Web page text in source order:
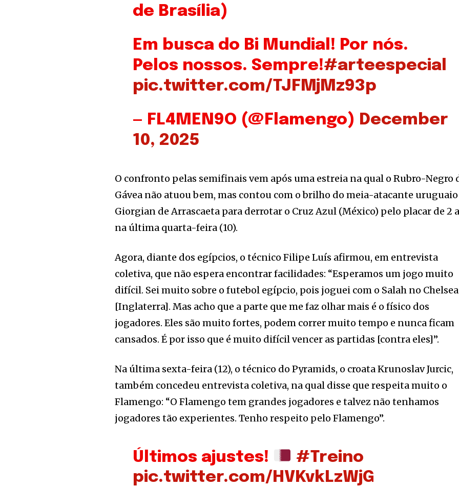
de Brasília)
Em busca do Bi Mundial! Por nós.
Pelos nossos. Sempre!#arteespecial
pic.twitter.com/TJFMjMz93p
— FL4MEN9O (@Flamengo) December
10, 2025
O confronto pelas semifinais vem após uma estreia na qual o Rubro-Negro
Gávea não atuou bem, mas contou com o brilho do meia-atacante uruguaio
Giorgian de Arrascaeta para derrotar o Cruz Azul (México) pelo placar de 2
na última quarta-feira (10).
Agora, diante dos egípcios, o técnico Filipe Luís afirmou, em entrevista
coletiva, que não espera encontrar facilidades: “Esperamos um jogo muito
difícil. Sei muito sobre o futebol egípcio, pois joguei com o Salah no Chelsea
[Inglaterra]. Mas acho que a parte que me faz olhar mais é o físico dos
jogadores. Eles são muito fortes, podem correr muito tempo e nunca ficam
cansados. É por isso que é muito difícil vencer as partidas [contra eles]”.
Na última sexta-feira (12), o técnico do Pyramids, o croata Krunoslav Jurcic,
também concedeu entrevista coletiva, na qual disse que respeita muito o
Flamengo: “O Flamengo tem grandes jogadores e talvez não tenhamos
jogadores tão experientes. Tenho respeito pelo Flamengo”.
Últimos ajustes!
#Treino
pic.twitter.com/HVKvkLzWjG